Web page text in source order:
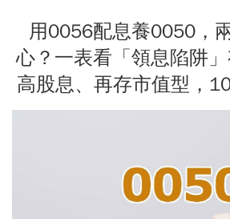
用0056配息養0050，
心？一表看「領息陷阱
高股息、再存市值型，